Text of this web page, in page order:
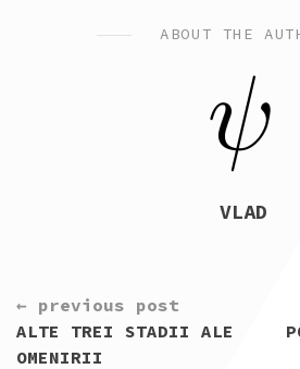
ABOUT THE
VLAD
CONTINUE
READING
← previous post
ALTE TREI STADII ALE
OMENIRII